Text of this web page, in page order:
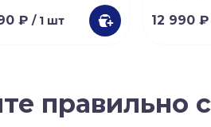
₽/ 1 шт 12 990 ₽
правильно с